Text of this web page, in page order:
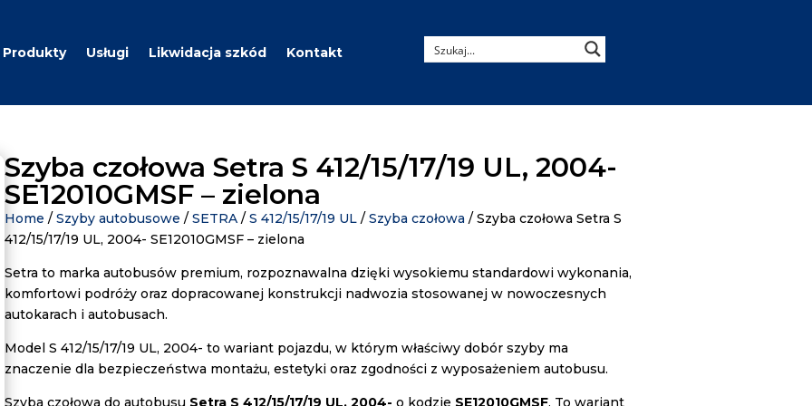
Produkty Usługi Likwidacja szkód Kontakt
Szyba czołowa Setra S 412/15/17/19 UL, 2004-
SE12010GMSF – zielona
Home /Szyby autobusowe /SETRA /S 412/15/17/19 UL /Szyba czołowa / Szyba czołowa Setra S
412/15/17/19 UL, 2004- SE12010GMSF – zielona
Setra to marka autobusów premium, rozpoznawalna dzięki wysokiemu standardowi wykonania,
komfortowi podróży oraz dopracowanej konstrukcji nadwozia stosowanej w nowoczesnych
autokarach i autobusach.
Model S 412/15/17/19 UL, 2004- to wariant pojazdu, w którym właściwy dobór szyby ma
znaczenie dla bezpieczeństwa montażu, estetyki oraz zgodności z wyposażeniem autobusu.
Szyba czołowa do autobusu Setra S 412/15/17/19 UL, 2004- o kodzie SE12010GMSF. To wariant